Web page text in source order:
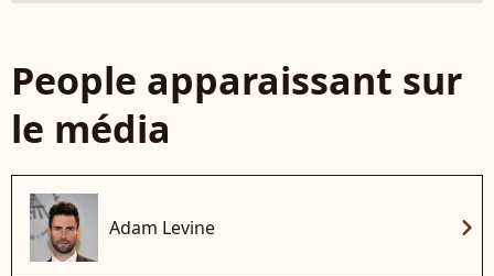
People apparaissant sur
le média
Adam Levine chevron_right